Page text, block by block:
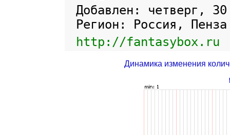
Добавлен: четверг,
Регион: Россия, Пенза
http://fantasybox.ru
Динамика изменения